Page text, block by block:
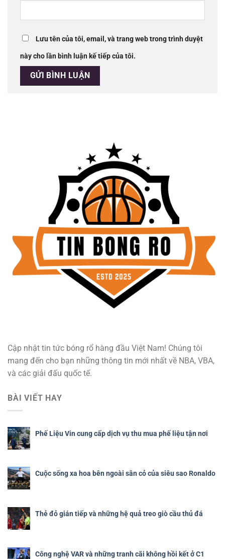
Lưu tên của tôi, email, và trang web trong trình duyệt
này cho lần bình luận kế tiếp của tôi.
Cập nhật tin tức bóng rổ hàng đầu Việt Nam! Chúng tôi
mang đến cho bạn những thông tin mới nhất về NBA, VBA,
và các giải đấu quốc tế.
BÀI VIẾT HAY
Phế Liệu Vin cung cấp dịch vụ thu mua phế liệu tận nơi
Cuộc sống xa hoa bên ngoài sân cỏ của siêu sao Ronaldo
Thẻ đỏ gián tiếp và những hệ quả treo giò cầu thủ đá
Công nghệ VAR và những tranh cãi không hồi kết ở C1